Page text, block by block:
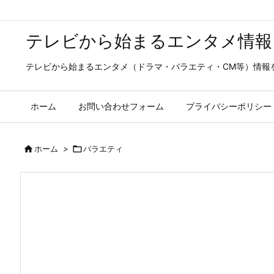
テレビから始まるエンタメ情報
テレビから始まるエンタメ（ドラマ・バラエティ・CM等）情報
ホーム お問い合わせフォーム プライバシーポリシー
ホーム > バラエティ